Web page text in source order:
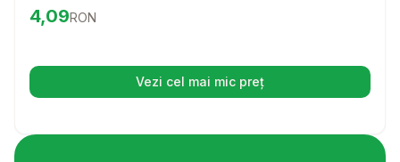
ingrediente de calitate, acest pate va transforma fiecare
Preț:4.09
4,09RON
Vezi cel mai mic preț(se deschide într-o filă nouă)